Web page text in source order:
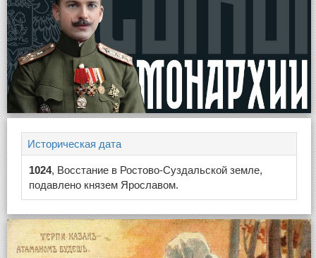
Историческая дата
1024, Восстание в Ростово-Суздальской земле,
подавлено князем Ярославом.